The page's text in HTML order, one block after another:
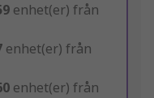
enhet(er) från
enhet(er) från
enhet(er) från